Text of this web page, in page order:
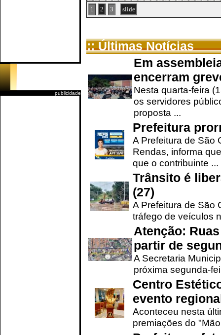
publicidade
1 2 3 slide
:: Últimas Notícias
Em
encerram
Nesta quarta-feira
os servidores
proposta ...
Prefeitura
A Prefeitura de São
Rendas, informa
que o contribuinte ...
Trânsito é
(27)
A Prefeitura de São
tráfego de veículos
Atenção:
partir de
A Secretaria
próxima segunda-
Centro
evento
Aconteceu nesta
premiações do